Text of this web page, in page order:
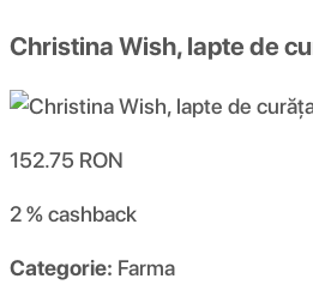
Christina Wish, lapte de
152.75 RON
2 %cashback
Categorie: Farma